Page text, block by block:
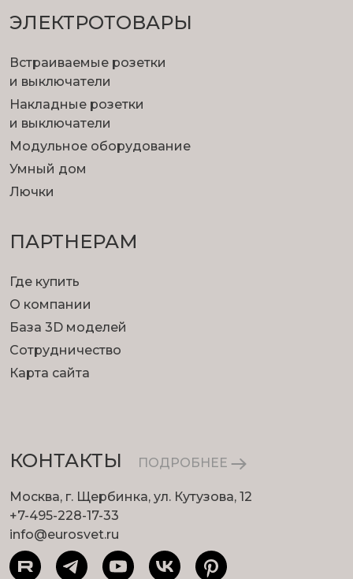
ЭЛЕКТРОТОВАРЫ
Встраиваемые розетки
и выключатели
Накладные розетки
и выключатели
Модульное оборудование
Умный дом
Лючки
ПАРТНЕРАМ
Где купить
О компании
База 3D моделей
Сотрудничество
Карта сайта
КОНТАКТЫ ПОДРОБНЕЕ
Москва, г. Щербинка, ул. Кутузова, 12
+7-495-228-17-33
info@eurosvet.ru